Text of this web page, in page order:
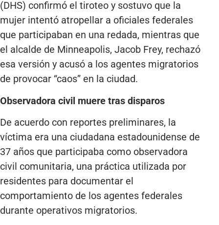
(DHS) confirmó el tiroteo y sostuvo que la
mujer intentó atropellar a oficiales federales
que participaban en una redada, mientras que
el alcalde de Minneapolis, Jacob Frey, rechazó
esa versión y acusó a los agentes migratorios
de provocar “caos” en la ciudad.
Observadora civil muere tras disparos
De acuerdo con reportes preliminares, la
víctima era una ciudadana estadounidense de
37 años que participaba como observadora
civil comunitaria, una práctica utilizada por
residentes para documentar el
comportamiento de los agentes federales
durante operativos migratorios.